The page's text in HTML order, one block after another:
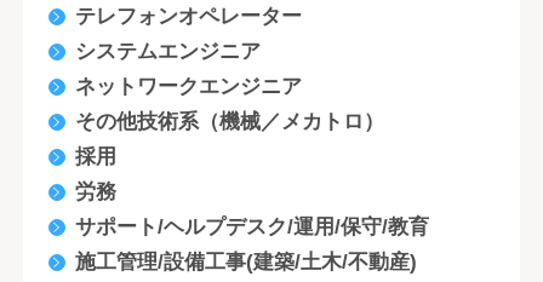
テレフォンオペレーター
システムエンジニア
ネットワークエンジニア
その他技術系（機械／メカトロ）
採用
労務
サポート/ヘルプデスク/運用/保守/教育
施工管理/設備工事(建築/土木/不動産)